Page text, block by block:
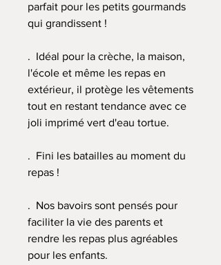
parfait pour les petits gourmands
qui grandissent !
. Idéal pour la crèche, la maison,
l'école et même les repas en
extérieur, il protège les vêtements
tout en restant tendance avec ce
joli imprimé vert d'eau tortue.
. Fini les batailles au moment du
repas !
. Nos bavoirs sont pensés pour
faciliter la vie des parents et
rendre les repas plus agréables
pour les enfants.